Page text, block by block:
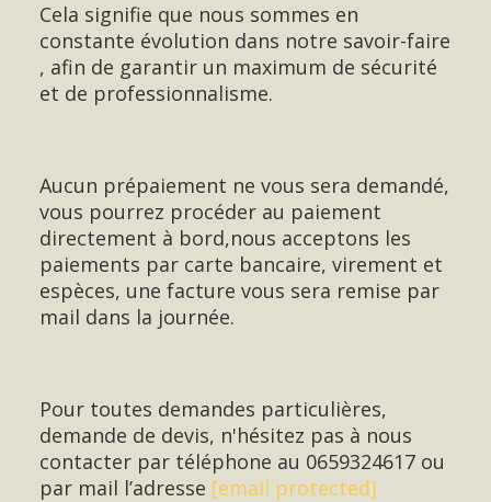
Cela signifie que nous sommes en
constante évolution dans notre savoir-faire
, afin de garantir un maximum de sécurité
et de professionnalisme.
Aucun prépaiement ne vous sera demandé,
vous pourrez procéder au paiement
directement à bord,nous acceptons les
paiements par carte bancaire, virement et
espèces, une facture vous sera remise par
mail dans la journée.
Pour toutes demandes particulières,
demande de devis, n'hésitez pas à nous
contacter par téléphone au 0659324617 ou
par mail l’adresse [email protected]